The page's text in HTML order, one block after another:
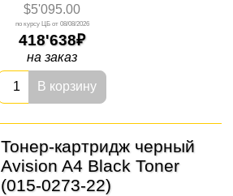
$5'095.00
08/08/2026
418'638
на заказ
В корзину
Тонер-картридж черный
Avision A4 Black Toner
(015-0273-22)